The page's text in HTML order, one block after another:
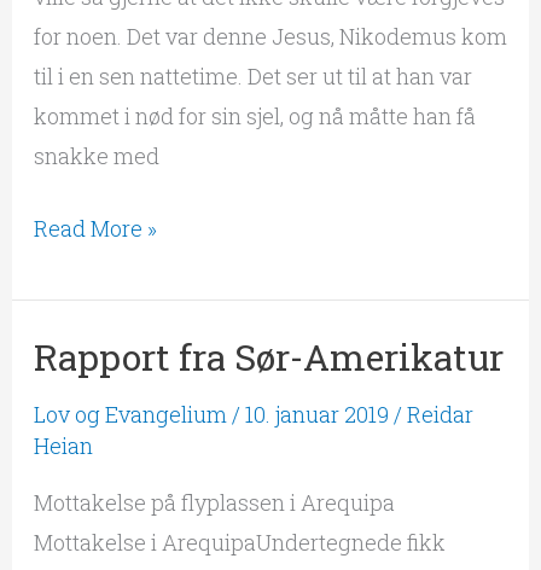
for noen. Det var denne Jesus, Nikodemus kom
til i en sen nattetime. Det ser ut til at han var
kommet i nød for sin sjel, og nå måtte han få
snakke med
Read More »
Rapport fra Sør-Amerikatur
Lov og Evangelium/10. januar 2019 /Reidar
Heian
Mottakelse på flyplassen i Arequipa
Mottakelse i ArequipaUndertegnede fikk
Rapport
Sør-